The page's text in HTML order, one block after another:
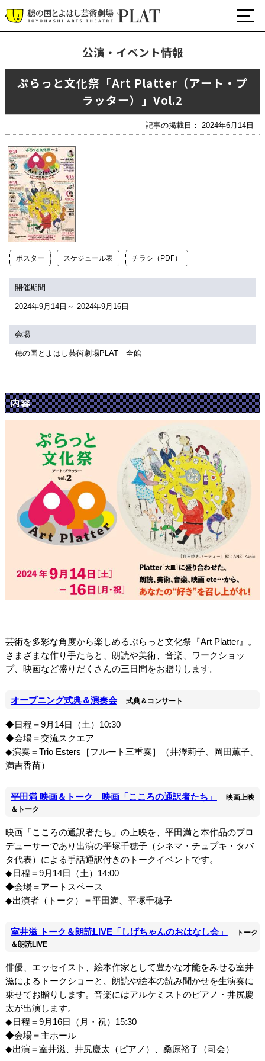
アクセシビリティ/
サービス
会員制度のご案内
座席表
プラットニュース
交通アクセス お問合せ
サイトマップ トップに戻る
公演・イベント情報
ぷらっと文化祭「Art Platter（アート・プ
ラッター）」Vol.2
記事の掲載日： 2024年6月14日
ポスター スケジュール表 チラシ（PDF）
開催期間
2024年9月14日～ 2024年9月16日
会場
穂の国とよはし芸術劇場PLAT 全館
内容
芸術を多彩な角度から楽しめるぷらっと文化祭『Art Platter』。
さまざまな作り手たちと、朗読や美術、音楽、ワークショッ
プ、映画など盛りだくさんの三日間をお贈りします。
オープニング式典＆演奏会 式典＆コンサート
◆日程＝9月14日（土）10:30
◆会場＝交流スクエア
◆演奏＝Trio Esters［フルート三重奏］（井澤莉子、岡田薫子、
満吉香苗）
平田満 映画＆トーク 映画「こころの通訳者たち」
映画上映
＆トーク
映画「こころの通訳者たち」の上映を、平田満と本作品のプロ
デューサーであり出演の平塚千穂子（シネマ・チュプキ・タバ
タ代表）による手話通訳付きのトークイベントです。
◆日程＝9月14日（土）14:00
◆会場＝アートスペース
◆出演者（トーク）＝平田満、平塚千穂子
室井滋 トーク＆朗読LIVE「しげちゃんのおはなし会」
トーク
＆朗読LIVE
俳優、エッセイスト、絵本作家として豊かな才能をみせる室井
滋によるトークショーと、朗読や絵本の読み聞かせを生演奏に
乗せてお贈りします。音楽にはアルケミストのピアノ・井尻慶
太が出演します。
◆日程＝9月16日（月・祝）15:30
◆会場＝主ホール
◆出演＝室井滋、井尻慶太（ピアノ）、桑原裕子（司会）
最新の公演・イベント情報
演劇・ダンス・音楽など
ワークショップ・講座
イベント
プラットについて
チケット・座席表・鑑賞サポートなど
施設の利用について
サポート
関連団体・施設